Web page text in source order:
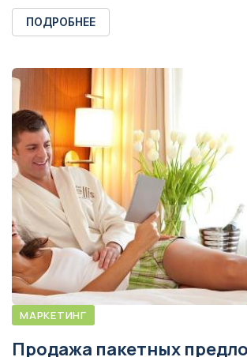
ПОДРОБНЕЕ
МАРКЕТИНГ
Продажа пакетных